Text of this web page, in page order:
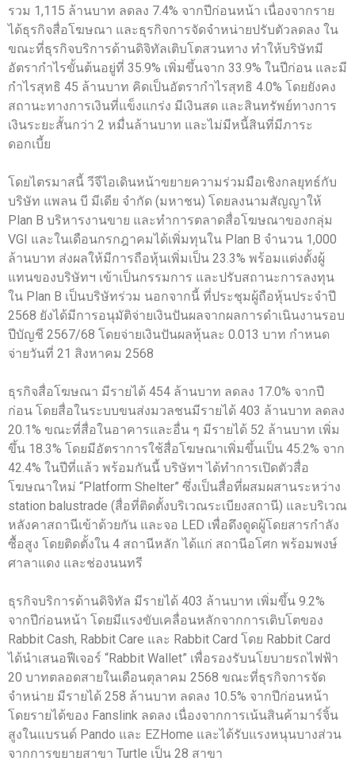
รวม 1,115 ล้านบาท ลดลง 7.4% จากปีก่อนหน้า เนื่องจากราย
ได้ธุรกิจสื่อโฆษณา และธุรกิจการจัดจำหน่ายปรับตัวลดลง ใน
ขณะที่ธุรกิจบริการด้านดิจิทัลเติบโตสวนทาง ทำให้บริษัทมี
อัตรากำไรขั้นต้นอยู่ที่ 35.9% เพิ่มขึ้นจาก 33.9% ในปีก่อน และมี
กำไรสุทธิ 45 ล้านบาท คิดเป็นอัตรากำไรสุทธิ 4.0% โดยยังคง
สถานะทางการเงินที่แข็งแกร่ง มีเงินสด และสินทรัพย์ทางการ
เงินระยะสั้นกว่า 2 หมื่นล้านบาท และไม่มีหนี้สินที่มีภาระ
ดอกเบี้ย
โดยไตรมาสนี้ วีจีไอเดินหน้าขยายความร่วมมือเชิงกลยุทธ์กับ
บริษัท แพลน บี มีเดีย จำกัด (มหาชน) โดยลงนามสัญญาให้
Plan B บริหารงานขาย และทำการตลาดสื่อโฆษณาของกลุ่ม
VGI และในเดือนกรกฎาคมได้เพิ่มทุนใน Plan B จำนวน 1,000
ล้านบาท ส่งผลให้มีการถือหุ้นเพิ่มเป็น 23.3% พร้อมแต่งตั้งผู้
แทนของบริษัทฯ เข้าเป็นกรรมการ และปรับสถานะการลงทุน
ใน Plan B เป็นบริษัทร่วม นอกจากนี้ ที่ประชุมผู้ถือหุ้นประจำปี
2568 ยังได้มีการอนุมัติจ่ายเงินปันผลจากผลการดำเนินงานรอบ
ปีบัญชี 2567/68 โดยจ่ายเงินปันผลหุ้นละ 0.013 บาท กำหนด
จ่ายวันที่ 21 สิงหาคม 2568
ธุรกิจสื่อโฆษณา มีรายได้ 454 ล้านบาท ลดลง 17.0% จากปี
ก่อน โดยสื่อในระบบขนส่งมวลชนมีรายได้ 403 ล้านบาท ลดลง
20.1% ขณะที่สื่อในอาคารและอื่น ๆ มีรายได้ 52 ล้านบาท เพิ่ม
ขึ้น 18.3% โดยมีอัตราการใช้สื่อโฆษณาเพิ่มขึ้นเป็น 45.2% จาก
42.4% ในปีที่แล้ว พร้อมกันนี้ บริษัทฯ ได้ทำการเปิดตัวสื่อ
โฆษณาใหม่ “Platform Shelter” ซึ่งเป็นสื่อที่ผสมผสานระหว่าง
station balustrade (สื่อที่ติดตั้งบริเวณระเบียงสถานี) และบริเวณ
หลังคาสถานีเข้าด้วยกัน และจอ LED เพื่อดึงดูดผู้โดยสารกำลัง
ซื้อสูง โดยติดตั้งใน 4 สถานีหลัก ได้แก่ สถานีอโศก พร้อมพงษ์
ศาลาแดง และช่องนนทรี
ธุรกิจบริการด้านดิจิทัล มีรายได้ 403 ล้านบาท เพิ่มขึ้น 9.2%
จากปีก่อนหน้า โดยมีแรงขับเคลื่อนหลักจากการเติบโตของ
Rabbit Cash, Rabbit Care และ Rabbit Card โดย Rabbit Card
ได้นำเสนอฟีเจอร์ “Rabbit Wallet” เพื่อรองรับนโยบายรถไฟฟ้า
20 บาทตลอดสายในเดือนตุลาคม 2568 ขณะที่ธุรกิจการจัด
จำหน่าย มีรายได้ 258 ล้านบาท ลดลง 10.5% จากปีก่อนหน้า
โดยรายได้ของ Fanslink ลดลง เนื่องจากการเน้นสินค้ามาร์จิ้น
สูงในแบรนด์ Pando และ EZHome และได้รับแรงหนุนบางส่วน
จากการขยายสาขา Turtle เป็น 28 สาขา